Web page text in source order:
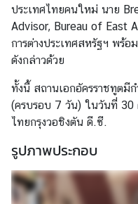
เ
กี่
ย
กั
บ
ส
รั
ฐ
ฯ
ประเทศไทยคนใหม่ นาย
Advisor, Bureau of East
การต่างประเทศสหรัฐฯ พร้
ดังกล่าวด้วย
ทั้งนี้ สถานเอกอัครราชทูตมี
(ครบรอบ 7 วัน) ในวันที่
ไทยกรุงวอชิงตัน ดี.ซี.
รูปภาพประกอบ